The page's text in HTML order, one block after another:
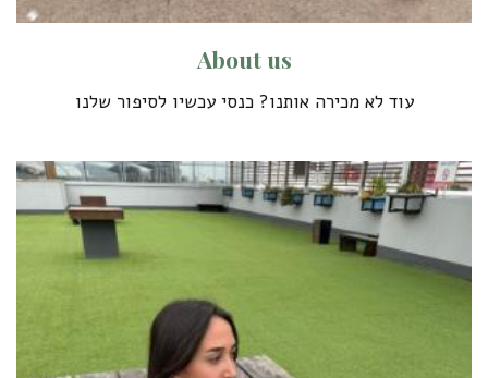
About us
עוד לא מכירה אותנו? כנסי עכשיו לסיפור שלנו